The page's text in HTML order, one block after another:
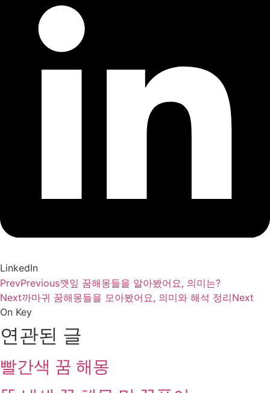
LinkedIn
PrevPrevious깻잎 꿈해몽들을 알아봤어요, 의미는?
Next까마귀 꿈해몽들을 모아봤어요, 의미와 해석 정리Next
On Key
연관된 글
빨간색 꿈 해몽